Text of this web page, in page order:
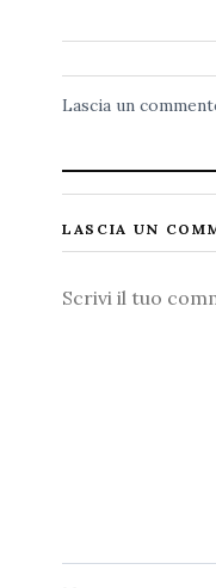
Lascia un
LASCIA UN
Commento